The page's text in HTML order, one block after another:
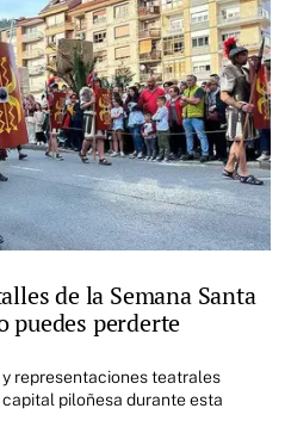
de la Semana Santa
puedes perderte
representaciones teatrales
piloñesa durante esta